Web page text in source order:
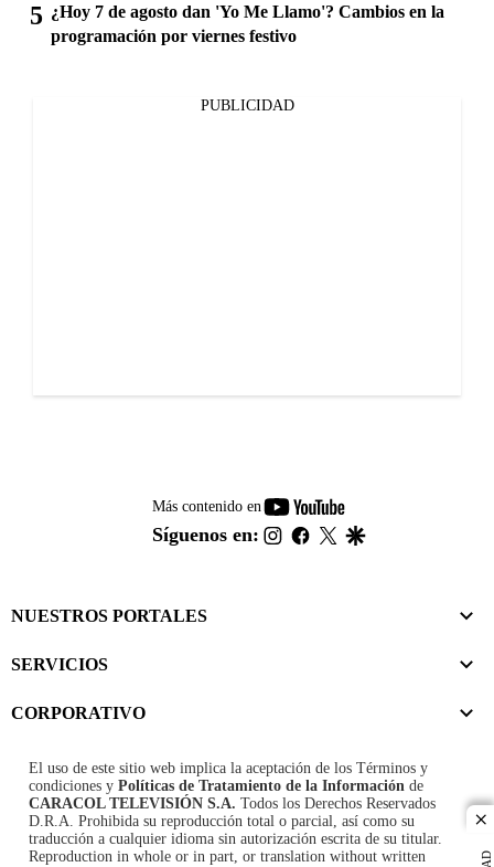
¿Hoy 7 de agosto dan 'Yo Me Llamo'? Cambios en la
programación por viernes festivo
PUBLICIDAD
Más contenido en
youtube-
footer
Síguenos en: instagram
facebook
twitter
NUESTROS PORTALES
SERVICIOS
CORPORATIVO
El uso de este sitio web implica la aceptación de los Términos y
condiciones y Políticas de Tratamiento de la Información de
CARACOL TELEVISIÓN S.A. Todos los Derechos Reservados
D.R.A. Prohibida su reproducción total o parcial, así como su
traducción a cualquier idioma sin autorización escrita de su titular.
Reproduction in whole or in part, or translation without written